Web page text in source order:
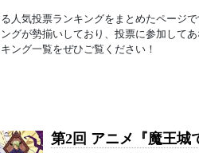
人気投票ランキングをまとめたページ
グが勢揃いしており、投票に参加して
ング一覧をぜひご覧ください！
第2回 アニメ『魔王城